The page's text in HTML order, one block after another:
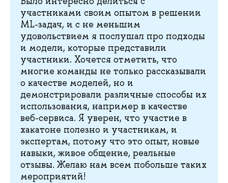
участниками своим опытом в решении
ML-задач, и с не меньшим
удовольствием я послушал про подходы
и модели, которые представили
участники. Хочется отметить, что
многие команды не только рассказывали
о качестве моделей, но и
демонстрировали различные способы их
использования, например в качестве
веб-сервиса. Я уверен, что участие в
хакатоне полезно и участникам, и
экспертам, потому что это опыт, новые
навыки, живое общение, реальные
отзывы. Желаю нам всем побольше таких
мероприятий!